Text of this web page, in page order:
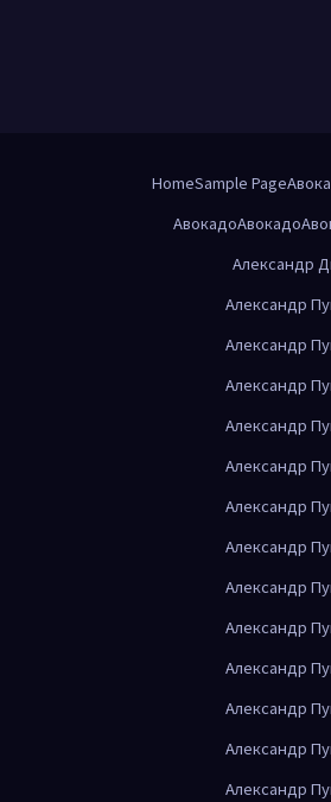
HomeSample Page
АвокадоАвокадо
Александр
Александр
Александр
Александр
Александр
Александр
Александр
Александр
Александр
Александр
Александр
Александр
Александр
Александр